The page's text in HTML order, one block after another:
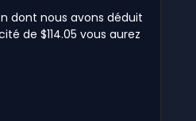
dont nous avons déduit
de $114.05 vous aurez